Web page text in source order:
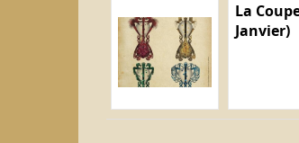
La
Janvier)